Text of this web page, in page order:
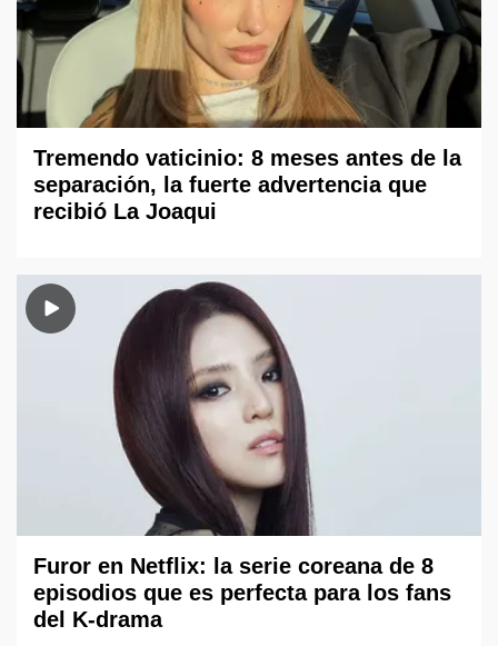
Tremendo vaticinio: 8 meses antes de la
separación, la fuerte advertencia que
recibió La Joaqui
Furor en Netflix: la serie coreana de 8
episodios que es perfecta para los fans
del K-drama